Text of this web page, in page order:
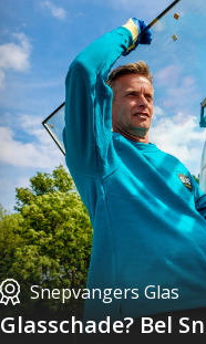
Snepvangers Glas
Glasschade? Bel